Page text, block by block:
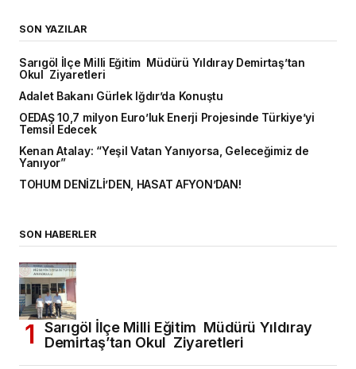
SON YAZILAR
Sarıgöl İlçe Milli Eğitim Müdürü Yıldıray Demirtaş’tan
Okul Ziyaretleri
Adalet Bakanı Gürlek Iğdır’da Konuştu
OEDAŞ 10,7 milyon Euro’luk Enerji Projesinde Türkiye’yi
Temsil Edecek
Kenan Atalay: “Yeşil Vatan Yanıyorsa, Geleceğimiz de
Yanıyor”
TOHUM DENİZLİ’DEN, HASAT AFYON’DAN!
SON HABERLER
Sarıgöl İlçe Milli Eğitim Müdürü Yıldıray
Demirtaş’tan Okul Ziyaretleri